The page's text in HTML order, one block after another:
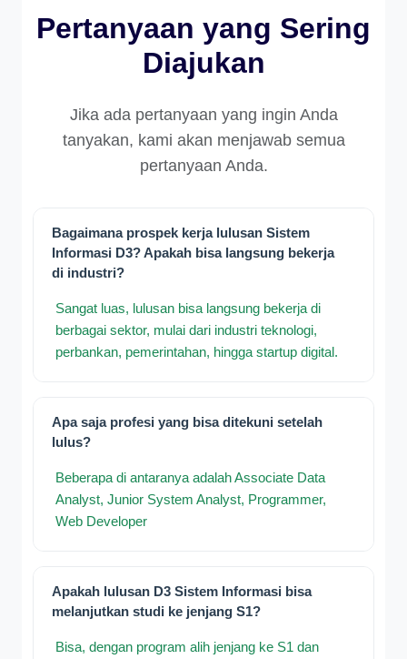
Pertanyaan yang Sering
Diajukan
Jika ada pertanyaan yang ingin Anda
tanyakan, kami akan menjawab semua
pertanyaan Anda.
Bagaimana prospek kerja lulusan Sistem
Informasi D3? Apakah bisa langsung bekerja
di industri?
Sangat luas, lulusan bisa langsung bekerja di
berbagai sektor, mulai dari industri teknologi,
perbankan, pemerintahan, hingga startup digital.
Apa saja profesi yang bisa ditekuni setelah
lulus?
Beberapa di antaranya adalah Associate Data
Analyst, Junior System Analyst, Programmer,
Web Developer
Apakah lulusan D3 Sistem Informasi bisa
melanjutkan studi ke jenjang S1?
Bisa, dengan program alih jenjang ke S1 dan